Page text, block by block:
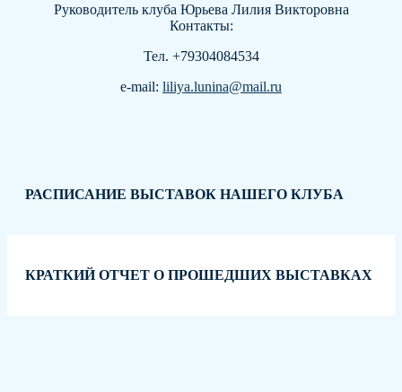
Руководитель клуба Юрьева Лилия Викторовна
Контакты:
Тел. +79304084534
e-mail: liliya.lunina@mail.ru
РАСПИСАНИЕ ВЫСТАВОК НАШЕГО КЛУБА
КРАТКИЙ ОТЧЕТ О ПРОШЕДШИХ ВЫСТАВКАХ